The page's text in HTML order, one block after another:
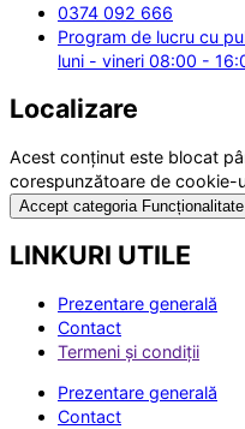
0374 092 666
Program de lucru cu
luni - vineri 08:00 -
Localizare
Acest conținut este blocat
corespunzătoare de cookie-
Accept categoria Funcționalitate
LINKURI UTILE
Prezentare generală
Contact
Termeni și condiții
Prezentare generală
Contact